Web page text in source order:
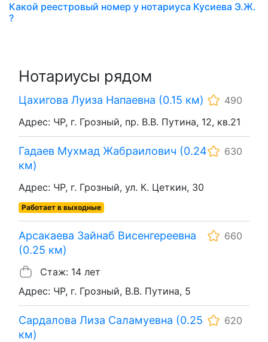
Какой реестровый номер у нотариуса Кусиева Э.Ж.
?
Нотариусы рядом
Цахигова Луиза Напаевна (0.15 км)
490
Адрес: ЧР, г. Грозный, пр. В.В. Путина, 12, кв.21
Гадаев Мухмад Жабраилович (0.24
км)
630
Адрес: ЧР, г. Грозный, ул. К. Цеткин, 30
Работает в выходные
Арсакаева Зайнаб Висенгереевна
(0.25 км)
660
Стаж: 14 лет
Адрес: ЧР, г. Грозный, В.В. Путина, 5
Сардалова Лиза Саламуевна (0.25
км)
620